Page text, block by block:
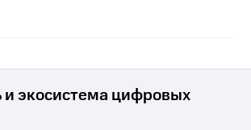
экосистема цифровых